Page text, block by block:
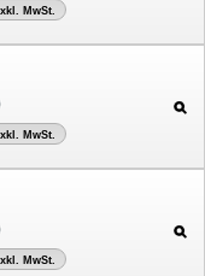
MwSt.
MwSt.
MwSt.